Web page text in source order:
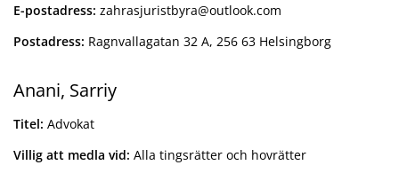
E-postadress: zahrasjuristbyra@outlook.com
Postadress: Ragnvallagatan 32 A, 256 63 Helsingborg
Anani, Sarriy
Titel: Advokat
Villig att medla vid: Alla tingsrätter och hovrätter